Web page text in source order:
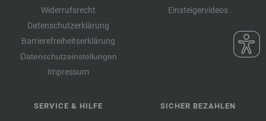
Widerrufsrecht
Datenschutzerklärung
Barrierefreiheitserklärung
Datenschutzeinstellungen
Impressum
Einsteigervideos
SERVICE & HILFE SICHER BEZAHLEN